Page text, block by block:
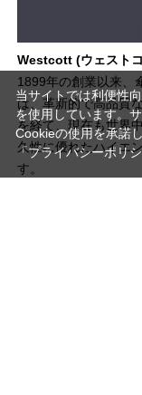
Westcott (ウェスト
1899年の創業以来、
は、革新的で高品質
を経て、現在も世界
久性に優れたハイエ
す。
当サイトでは利便性
を使用しています。
Cookieの使用を承諾
「プライバシーポリ